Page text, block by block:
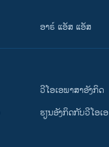
ອາຣ໌ ແອັສ ແອັສ
ວີ​ໂອ​ເອ​ພາ​ສາ​ອັງ​ກິດ
​ຮຽນ​ອັງ​ກິດ​ກັບ​ວີ​ໂອ​ເອ